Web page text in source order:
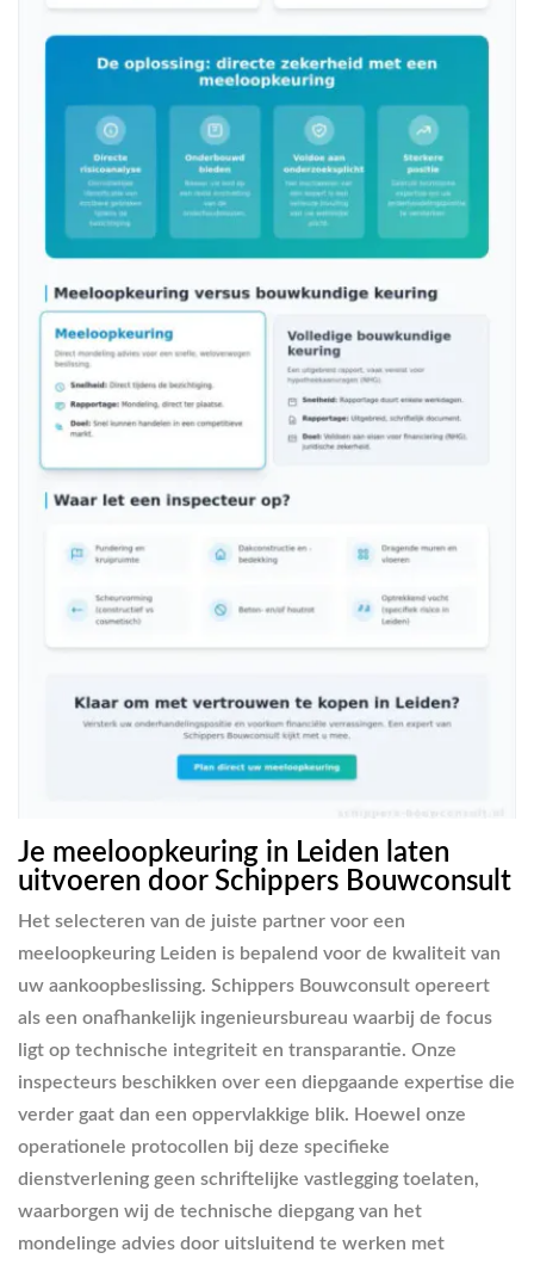
Je meeloopkeuring in Leiden laten
uitvoeren door Schippers Bouwconsult
Het selecteren van de juiste partner voor een
meeloopkeuring Leiden is bepalend voor de kwaliteit van
uw aankoopbeslissing. Schippers Bouwconsult opereert
als een onafhankelijk ingenieursbureau waarbij de focus
ligt op technische integriteit en transparantie. Onze
inspecteurs beschikken over een diepgaande expertise die
verder gaat dan een oppervlakkige blik. Hoewel onze
operationele protocollen bij deze specifieke
dienstverlening geen schriftelijke vastlegging toelaten,
waarborgen wij de technische diepgang van het
mondelinge advies door uitsluitend te werken met